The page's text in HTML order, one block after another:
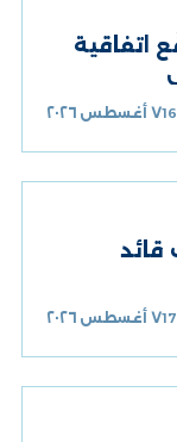
اتفاقية
٧ أغسطس ٢٠٢٦
قائد
٧ أغسطس ٢٠٢٦